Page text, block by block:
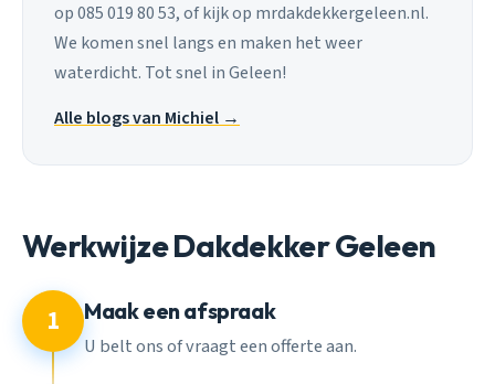
op 085 019 80 53, of kijk op mrdakdekkergeleen.nl.
We komen snel langs en maken het weer
waterdicht. Tot snel in Geleen!
Alle blogs van Michiel →
Werkwijze Dakdekker Geleen
1 Maak een afspraak
U belt ons of vraagt een offerte aan.